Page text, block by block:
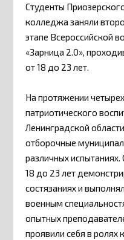
Студенты
колледжа заняли
этапе Всероссийской
«Зарница 2.0»,
от 18 до 23 лет.
На протяжении
патриотического
Ленинградской
отборочные
различных
18 до 23 лет
состязаниях и
военным
опытных
проявили себя в